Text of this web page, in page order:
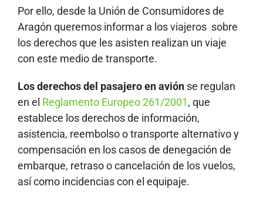
Por ello, desde la Unión de Consumidores de
Aragón queremos informar a los viajeros sobre
los derechos que les asisten realizan un viaje
con este medio de transporte.
Los derechos del pasajero en avión se regulan
en el Reglamento Europeo 261/2001, que
establece los derechos de información,
asistencia, reembolso o transporte alternativo y
compensación en los casos de denegación de
embarque, retraso o cancelación de los vuelos,
así como incidencias con el equipaje.